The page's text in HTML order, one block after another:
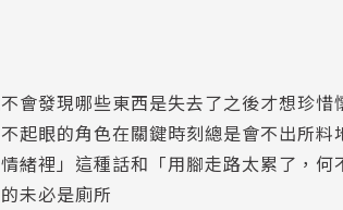
救的靈魂？
會發現哪些東西是失去了之後才想珍惜
起眼的角色在關鍵時刻總是會不出所料
緒裡」這種話和「用腳走路太累了，何
未必是廁所